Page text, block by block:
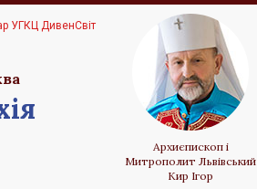
УГКЦ ДивенСвіт
Архиєпископ і
Митрополит Львівський
Кир Ігор